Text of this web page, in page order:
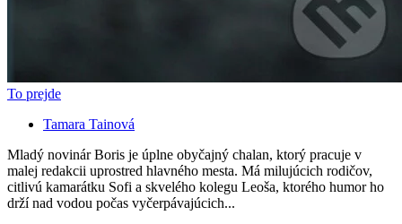
To prejde
Tamara Tainová
Mladý novinár Boris je úplne obyčajný chalan, ktorý pracuje v
malej redakcii uprostred hlavného mesta. Má milujúcich rodičov,
citlivú kamarátku Sofi a skvelého kolegu Leoša, ktorého humor ho
drží nad vodou počas vyčerpávajúcich...